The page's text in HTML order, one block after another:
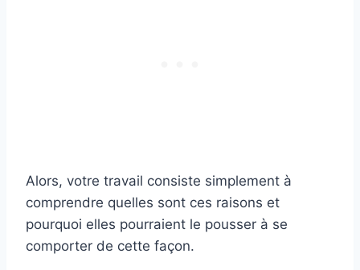
Alors, votre travail consiste simplement à
comprendre quelles sont ces raisons et
pourquoi elles pourraient le pousser à se
comporter de cette façon.